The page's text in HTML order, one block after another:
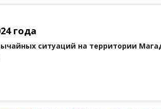
года
ситуаций на территории